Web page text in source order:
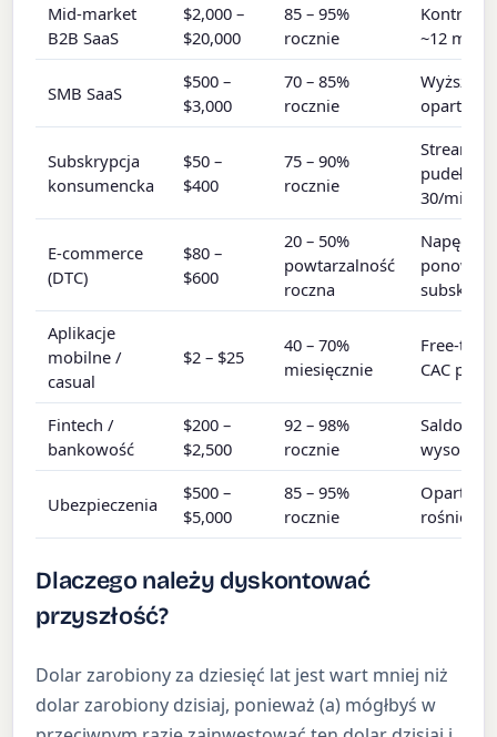
Mid-market
B2B SaaS
$2,000 –
$20,000
85 – 95%
rocznie
~12
SMB SaaS
$500 –
$3,000
70 – 85%
rocznie
Wyższy
oparty na
Subskrypcja
konsumencka
$50 –
$400
75 – 90%
rocznie
30/mies.
E-commerce
(DTC)
$80 –
$600
20 – 50%
powtarzalność
roczna
Aplikacje
mobilne /
casual
$2 – $25
40 – 70%
miesięcznie
Free-to-
CAC przy
Fintech /
bankowość
$200 –
$2,500
92 – 98%
rocznie
Saldo
wysoki
Ubezpieczenia
$500 –
$5,000
85 – 95%
rocznie
Oparte
rośnie
Dlaczego należy dyskontować
przyszłość?
Dolar zarobiony za dziesięć lat jest wart mniej niż
dolar zarobiony dzisiaj, ponieważ (a) mógłbyś w